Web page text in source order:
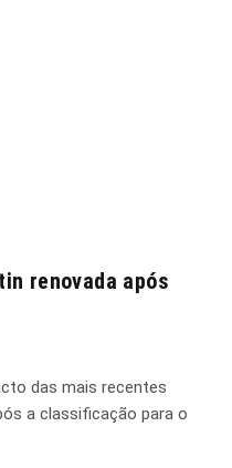
renovada após
das mais recentes
a classificação para o